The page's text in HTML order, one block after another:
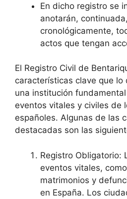
En dicho registro se
anotarán,
cronológicamente,
actos que tengan
El Registro Civil de
características clave que lo
una institución
eventos vitales y civiles de
españoles. Algunas de las
destacadas son las
Registro Obligatorio:
eventos vitales,
matrimonios y
en España. Los